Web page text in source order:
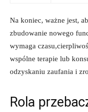
Na koniec, ważne jest,
zbudowanie nowego
wymaga
wspólne terapie lub
odzyskaniu zaufania i
Rola